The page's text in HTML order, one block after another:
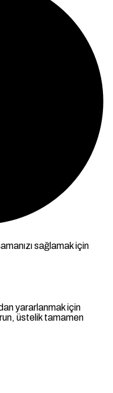
sağlamak için
yararlanmak için
üstelik tamamen